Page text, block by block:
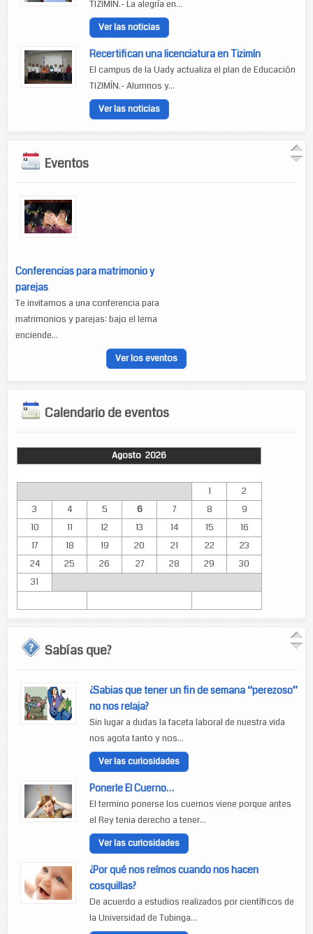
TIZIMÍN.- La alegría en...
Ver las noticias
Recertifican una licenciatura en Tizimín
El campus de la Uady actualiza el plan de Educación
TIZIMÍN.- Alumnos y...
Ver las noticias
Eventos
Conferencias para matrimonio y
parejas
Te invitamos a una conferencia para
matrimonios y parejas: bajo el lema
enciende...
Ver los eventos
Calendario de eventos
Agosto 2026
1
2
3
4 5 6 7 8
9
10
11 12 13 14 15
16
17
18 19 20 21 22
23
24
25 26 27 28 29
30
31
Sabías que?
¿Sabias que tener un fin de semana “perezoso”
no nos relaja?
Sin lugar a dudas la faceta laboral de nuestra vida
nos agota tanto y nos...
Ver las curiosidades
Ponerle El Cuerno…
El termino ponerse los cuernos viene porque antes
el Rey tenia derecho a tener...
Ver las curiosidades
¿Por qué nos reímos cuando nos hacen
cosquillas?
De acuerdo a estudios realizados por científicos de
la Universidad de Tubinga...